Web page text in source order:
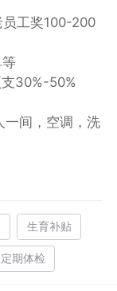
工奖100-200
30%-50%
一间，空调，洗
生育补贴
定期体检